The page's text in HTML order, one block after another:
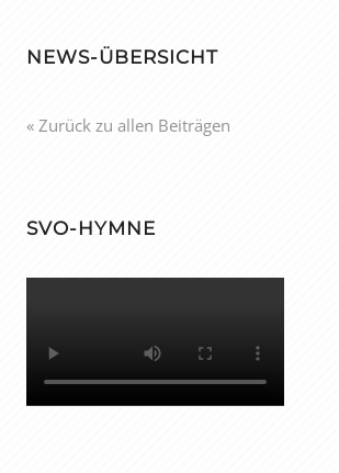
NEWS-ÜBERSICHT
« Zurück zu allen Beiträgen
SVO-HYMNE